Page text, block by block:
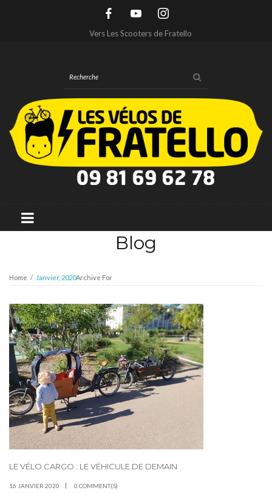
Vers Les Scooters de Fratello
Blog
Home / Janvier, 2020Archive For
LE VÉLO CARGO : LE VÉHICULE DE DEMAIN
16 JANVIER 2020 0 COMMENT(S)